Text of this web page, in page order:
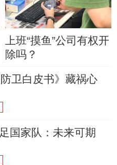
上班“摸鱼”公司有权开
除吗？
卫白皮书》藏祸心
国家队：未来可期